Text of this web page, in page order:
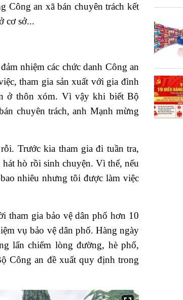
Công an xã bán chuyên trách kết
cơ sở...
nhiệm các chức danh Công an
tham gia sản xuất với gia đình
ở thôn xóm. Vì vậy khi biết Bộ
chuyên trách, anh Mạnh mừng
Trước kia tham gia đi tuần tra,
hò rồi sinh chuyện. Vì thế, nếu
nhiêu nhưng tôi được làm việc
tham gia bảo vệ dân phố hơn 10
vụ bảo vệ dân phố. Hàng ngày
lấn chiếm lòng đường, hè phố,
Công an đề xuất quy định trong